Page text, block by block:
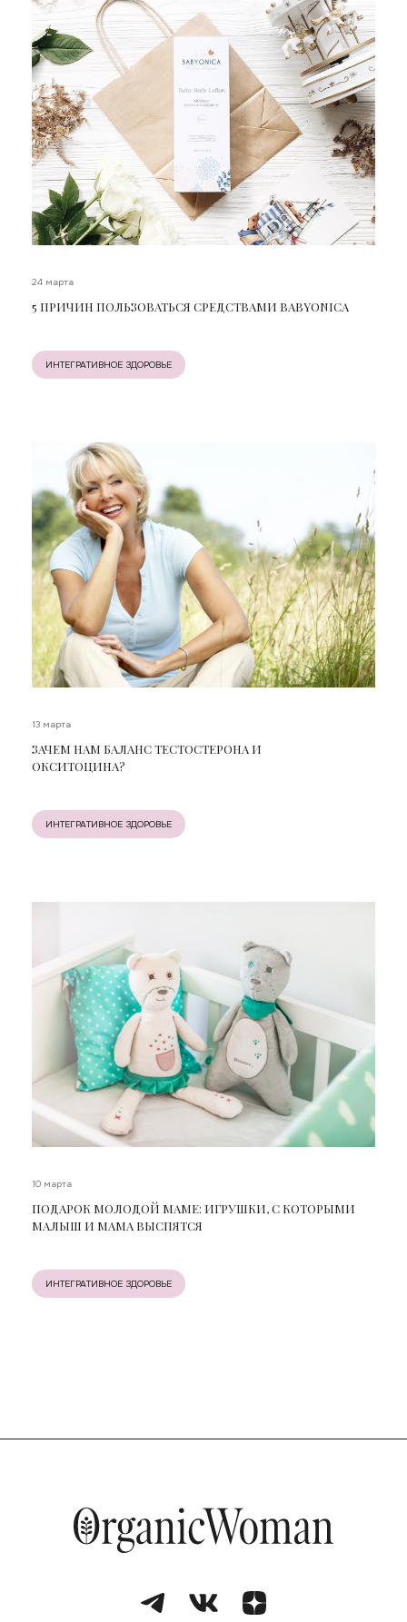
24 марта
5 ПРИЧИН ПОЛЬЗОВАТЬСЯ СРЕДСТВАМИ BABYONICA
ИНТЕГРАТИВНОЕ ЗДОРОВЬЕ
13 марта
ЗАЧЕМ НАМ БАЛАНС ТЕСТОСТЕРОНА И
ОКСИТОЦИНА?
ИНТЕГРАТИВНОЕ ЗДОРОВЬЕ
10 марта
ПОДАРОК МОЛОДОЙ МАМЕ: ИГРУШКИ, С КОТОРЫМИ
МАЛЫШ И МАМА ВЫСПЯТСЯ
ИНТЕГРАТИВНОЕ ЗДОРОВЬЕ